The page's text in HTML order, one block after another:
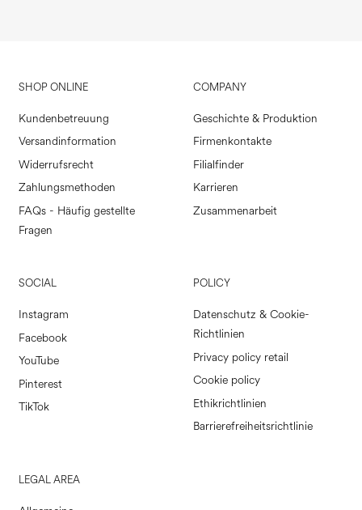
SHOP ONLINE
Kundenbetreuung
Versandinformation
Widerrufsrecht
Zahlungsmethoden
FAQs - Häufig gestellte
Fragen
COMPANY
Geschichte & Produktion
Firmenkontakte
Filialfinder
Karrieren
Zusammenarbeit
SOCIAL
Instagram
Facebook
YouTube
Pinterest
TikTok
POLICY
Datenschutz & Cookie-
Richtlinien
Privacy policy retail
Cookie policy
Ethikrichtlinien
Barrierefreiheitsrichtlinie
LEGAL AREA